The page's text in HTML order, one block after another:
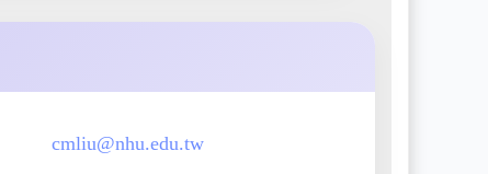
cmliu@nhu.edu.tw